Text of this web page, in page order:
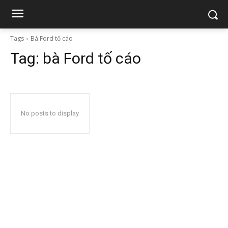
Tags Bà Ford tố cáo
Tag: bà Ford tố cáo
No posts to display